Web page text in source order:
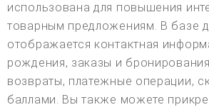
использована для повышения
товарным предложениям. В базе
отображается контактная
рождения, заказы и
возвраты, платежные операции,
баллами. Вы также можете